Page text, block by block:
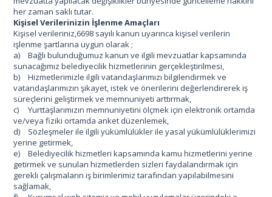
her zaman saklı tutar.
Kişisel Verilerinizin İşlenme Amaçları
Kişisel verileriniz,6698 sayılı kanun uyarınca kişisel verilerin
işlenme şartlarına uygun olarak ;
a)
Bağlı bulunduğumuz kanun ve ilgili mevzuatlar kapsamında
sunacağımız belediyecilik hizmetlerinin gerçekleştirilmesi,
b)
Hizmetlerimizle ilgili vatandaşlarımızı bilgilendirmek ve
vatandaşlarımızın şikayet, istek ve önerilerini değerlendirerek iş
süreçlerini geliştirmek ve memnuniyeti arttırmak,
c)
Yurttaşlarımızın memnuniyetini ölçmek için elektronik ortamda
ve/veya fiziki ortamda anket düzenlemek,
d)
Sözleşmeler ile ilgili yükümlülükler ile yasal yükümlülüklerimizi
yerine getirmek,
e)
Belediyecilik hizmetleri kapsamında kamu hizmetlerini yerine
getirmek ve sunulan hizmetlerden sizleri faydalandırmak için
gerekli çalışmaların iş birimlerimiz tarafından yapılabilmesini
sağlamak,